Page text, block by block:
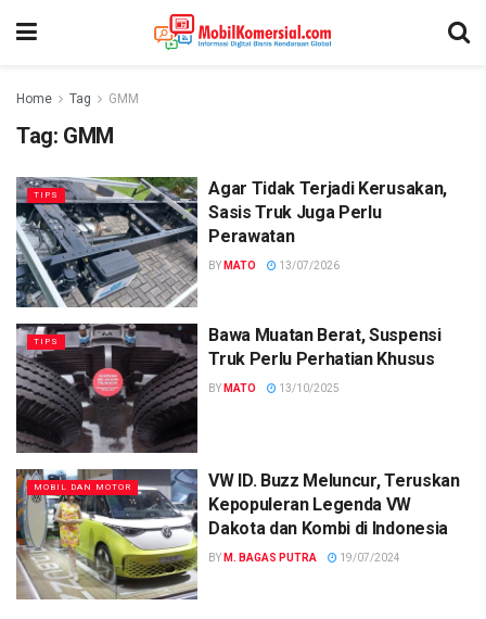
Home Tag GMM
Tag: GMM
TIPS
Agar Tidak Terjadi Kerusakan,
Sasis Truk Juga Perlu
Perawatan
BY MATO 13/07/2026
TIPS
Bawa Muatan Berat, Suspensi
Truk Perlu Perhatian Khusus
BY MATO 13/10/2025
MOBIL DAN MOTOR
VW ID. Buzz Meluncur, Teruskan
Kepopuleran Legenda VW
Dakota dan Kombi di Indonesia
BY M. BAGAS PUTRA 19/07/2024